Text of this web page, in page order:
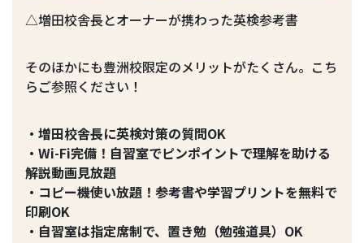
△増田校舎長とオーナーが携わった英検参考書
そのほかにも豊洲校限定のメリットがたくさん。こち
らご参照ください！
・増田校舎長に英検対策の質問OK
・Wi-Fi完備！自習室でピンポイントで理解を助ける
解説動画見放題
・コピー機使い放題！参考書や学習プリントを無料で
印刷OK
・自習室は指定席制で、置き勉（勉強道具）OK